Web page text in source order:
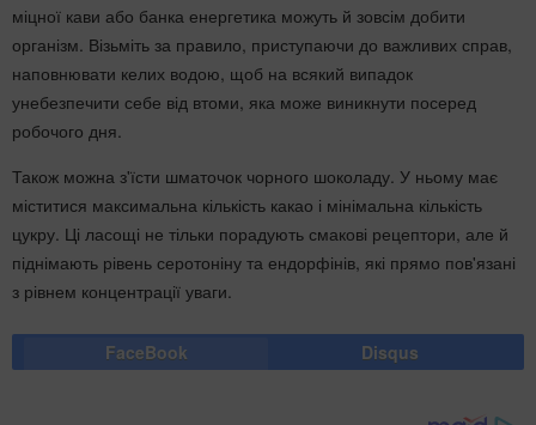
міцної кави або банка енергетика можуть й зовсім добити
організм. Візьміть за правило, приступаючи до важливих справ,
наповнювати келих водою, щоб на всякий випадок
унебезпечити себе від втоми, яка може виникнути посеред
робочого дня.
Також можна з'їсти шматочок чорного шоколаду. У ньому має
міститися максимальна кількість какао і мінімальна кількість
цукру. Ці ласощі не тільки порадують смакові рецептори, але й
піднімають рівень серотоніну та ендорфінів, які прямо пов'язані
з рівнем концентрації уваги.
FaceBook Disqus